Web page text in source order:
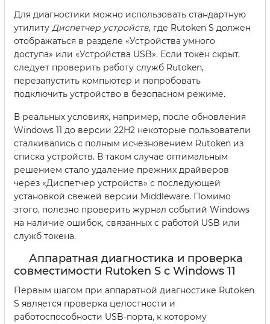
Для диагностики можно использовать стандартную
утилиту Диспетчер устройств, где Rutoken S должен
отображаться в разделе «Устройства умного
доступа» или «Устройства USB». Если токен скрыт,
следует проверить работу служб Rutoken,
перезапустить компьютер и попробовать
подключить устройство в безопасном режиме.
В реальных условиях, например, после обновления
Windows 11 до версии 22H2 некоторые пользователи
сталкивались с полным исчезновением Rutoken из
списка устройств. В таком случае оптимальным
решением стало удаление прежних драйверов
через «Диспетчер устройств» с последующей
установкой свежей версии Middleware. Помимо
этого, полезно проверить журнал событий Windows
на наличие ошибок, связанных с работой USB или
служб токена.
Аппаратная диагностика и проверка
совместимости Rutoken S с Windows 11
Первым шагом при аппаратной диагностике Rutoken
S является проверка целостности и
работоспособности USB-порта, к которому